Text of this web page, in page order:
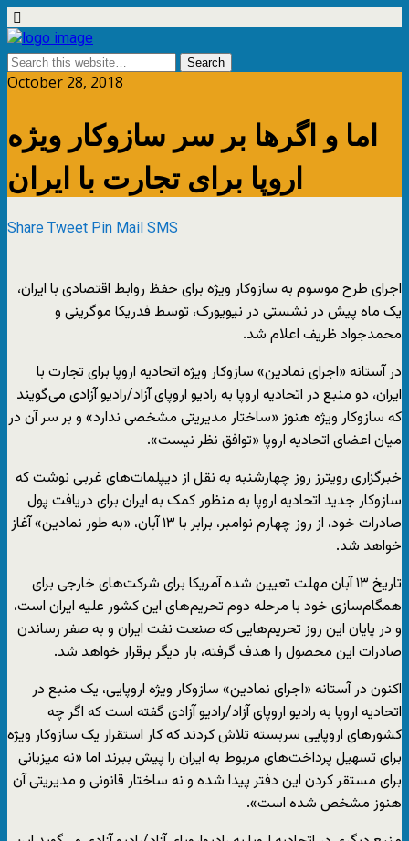
October 28, 2018
اما و اگرها بر سر سازوکار ویژه
اروپا برای تجارت با ایران
ShareTweetPinMailSMS
اجرای طرح موسوم به سازوکار ویژه برای حفظ روابط اقتصادی با ایران،
یک ماه پیش در نشستی در نیویورک، توسط فدریکا موگرینی و
محمدجواد ظریف اعلام شد.
در آستانه «اجرای نمادین» سازوکار ویژه اتحادیه اروپا برای تجارت با
ایران، دو منبع در اتحادیه اروپا به رادیو اروپای آزاد/رادیو آزادی می‌گویند
که سازوکار ویژه هنوز «ساختار مدیریتی مشخصی ندارد» و بر سر آن در
میان اعضای اتحادیه اروپا «توافق نظر نیست».
خبرگزاری رویترز روز چهارشنبه به نقل از دیپلمات‌های غربی نوشت که
سازوکار جدید اتحادیه اروپا به منظور کمک به ایران برای دریافت پول
صادرات خود، از روز چهارم نوامبر، برابر با ۱۳ آبان، «به طور نمادین» آغاز
خواهد شد.
تاریخ ۱۳ آبان مهلت تعیین شده آمریکا برای شرکت‌های خارجی برای
همگام‌سازی خود با مرحله دوم تحریم‌های این کشور علیه ایران است،
و در پایان این روز تحریم‌هایی که صنعت نفت ایران و به صفر رساندن
صادرات این محصول را هدف گرفته، بار دیگر برقرار خواهد شد.
اکنون در آستانه «اجرای نمادین» سازوکار ویژه اروپایی، یک منبع در
اتحادیه اروپا به رادیو اروپای آزاد/رادیو آزادی گفته است که اگر چه
کشورهای اروپایی سربسته تلاش کردند که کار استقرار یک سازوکار ویژه
برای تسهیل پرداخت‌های مربوط به ایران را پیش ببرند اما «نه میزبانی
برای مستقر کردن این دفتر پیدا شده و نه ساختار قانونی و مدیریتی آن
هنوز مشخص شده است».